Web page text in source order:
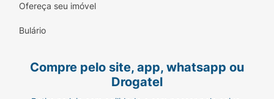
Ofereça seu imóvel
Bulário
Compre pelo site, app, whatsapp ou
Drogatel